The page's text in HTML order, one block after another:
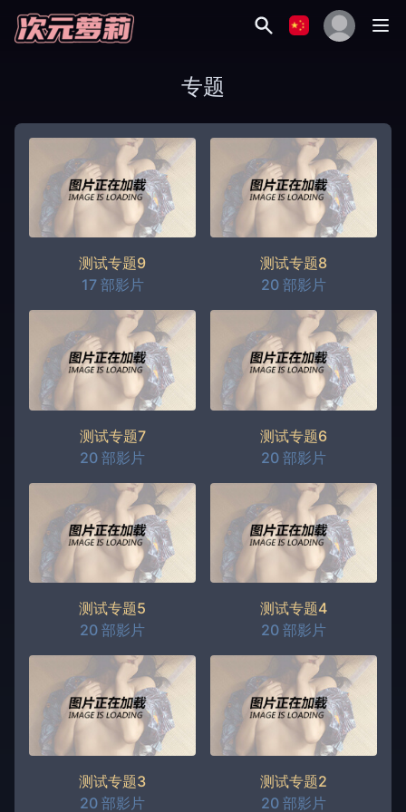
专题
测试专题9
17 部影片
测试专题8
20 部影片
测试专题7
20 部影片
测试专题6
20 部影片
测试专题5
20 部影片
测试专题4
20 部影片
测试专题3
20 部影片
测试专题2
20 部影片